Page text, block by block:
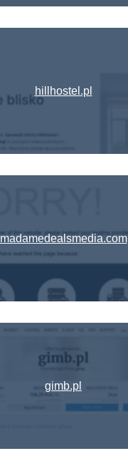
hillhostel.pl
madamedealsmedia.com
gimb.pl